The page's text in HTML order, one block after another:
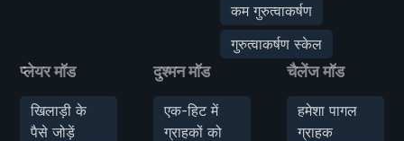
कम गुरुत्वाकर्षण
गुरुत्वाकर्षण स्केल
प्लेयर मॉड
खिलाड़ी के
पैसे जोड़ें
दुश्मन मॉड
एक-हिट में
ग्राहकों को
चैलेंज मॉड
हमेशा पागल
ग्राहक